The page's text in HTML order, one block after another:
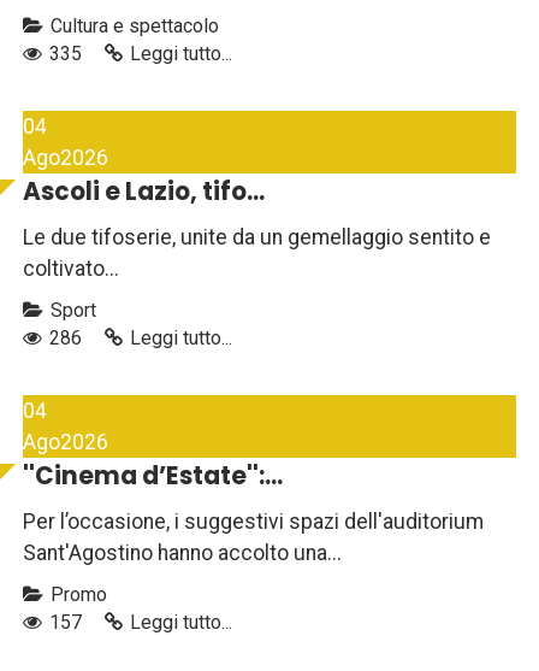
Cultura e spettacolo
335
Leggi tutto...
04
Ago2026
Ascoli e Lazio, tifo...
Le due tifoserie, unite da un gemellaggio sentito e
coltivato...
Sport
286
Leggi tutto...
04
Ago2026
''Cinema d’Estate'':...
Per l’occasione, i suggestivi spazi dell'auditorium
Sant'Agostino hanno accolto una...
Promo
157
Leggi tutto...